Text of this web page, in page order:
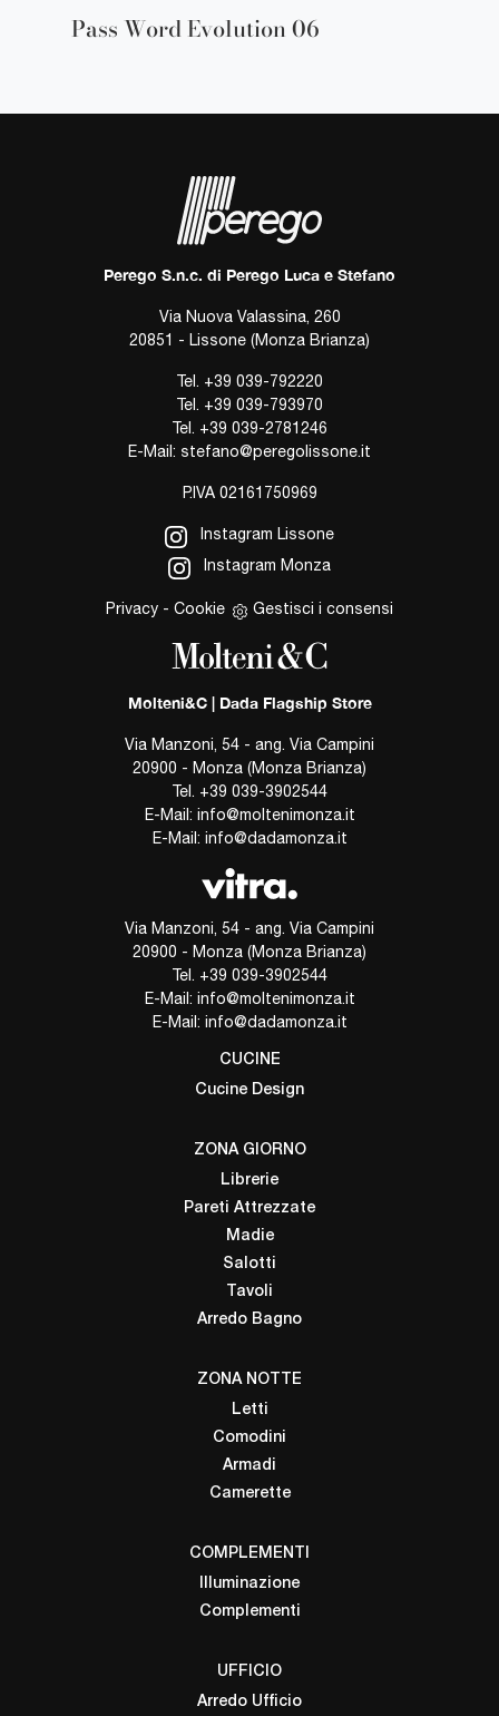
Pass Word Evolution 06
Perego S.n.c. di Perego Luca e Stefano
Via Nuova Valassina, 260
20851 - Lissone (Monza Brianza)
Tel. +39 039-792220
Tel. +39 039-793970
Tel. +39 039-2781246
E-Mail: stefano@peregolissone.it
P.IVA 02161750969
Instagram Lissone
Instagram Monza
Privacy - Cookie Gestisci i consensi
Molteni&C | Dada Flagship Store
Via Manzoni, 54 - ang. Via Campini
20900 - Monza (Monza Brianza)
Tel. +39 039-3902544
E-Mail: info@moltenimonza.it
E-Mail: info@dadamonza.it
Via Manzoni, 54 - ang. Via Campini
20900 - Monza (Monza Brianza)
Tel. +39 039-3902544
E-Mail: info@moltenimonza.it
E-Mail: info@dadamonza.it
CUCINE
Cucine Design
ZONA GIORNO
Librerie
Pareti Attrezzate
Madie
Salotti
Tavoli
Arredo Bagno
ZONA NOTTE
Letti
Comodini
Armadi
Camerette
COMPLEMENTI
Illuminazione
Complementi
UFFICIO
Arredo Ufficio